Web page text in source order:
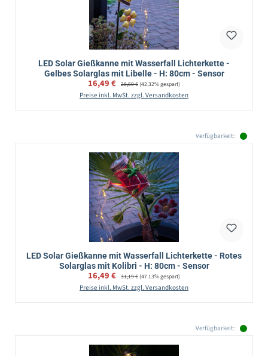
LED Solar Gießkanne mit Wasserfall Lichterkette -
Gelbes Solarglas mit Libelle - H: 80cm - Sensor
Verkaufspreis:
16,49 € Regulärer Preis:
28,59 €(42.32% gespart)
Preise inkl. MwSt. zzgl. Versandkosten
Verfügbarkeit:
LED Solar Gießkanne mit Wasserfall Lichterkette - Rotes
Solarglas mit Kolibri - H: 80cm - Sensor
Verkaufspreis:
16,49 € Regulärer Preis:
31,19 €(47.13% gespart)
Preise inkl. MwSt. zzgl. Versandkosten
Verfügbarkeit: